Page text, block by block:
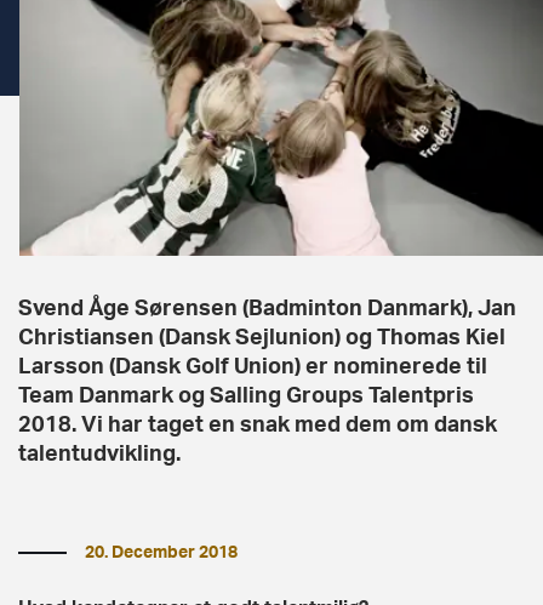
Svend Åge Sørensen (Badminton Danmark), Jan
Christiansen (Dansk Sejlunion) og Thomas Kiel
Larsson (Dansk Golf Union) er nominerede til
Team Danmark og Salling Groups Talentpris
2018. Vi har taget en snak med dem om dansk
talentudvikling.
20. December 2018